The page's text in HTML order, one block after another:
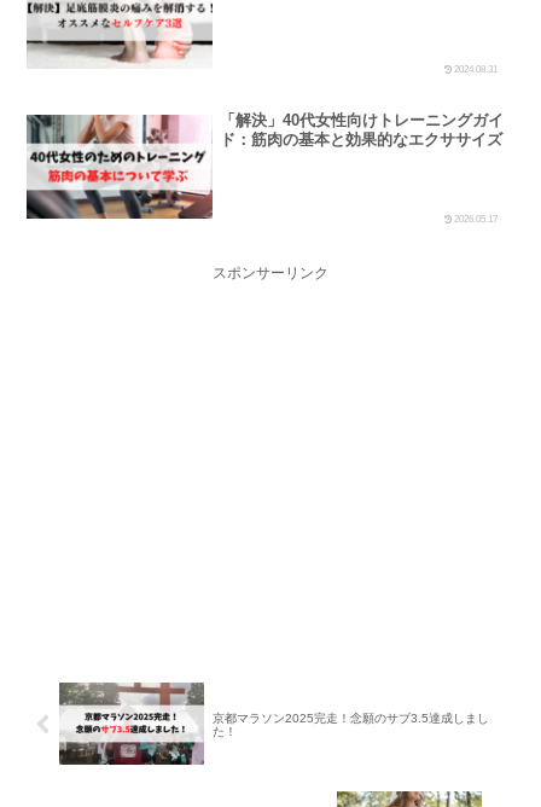
2024.08.31
「解決」40代女性向けトレーニングガイ
ド：筋肉の基本と効果的なエクササイズ
2026.05.17
スポンサーリンク
京都マラソン2025完走！念願のサブ3.5達成しまし
た！